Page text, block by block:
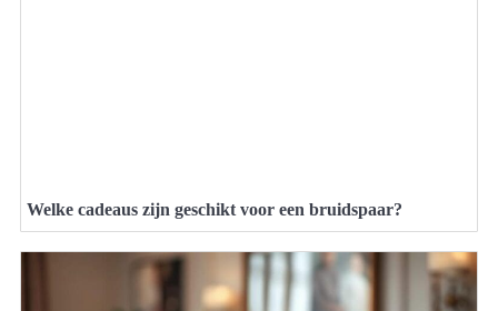
Welke cadeaus zijn geschikt voor een bruidspaar?